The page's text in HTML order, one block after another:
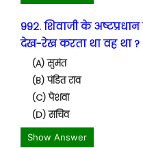
992. शिवाजी के
देख-रेख करता था वह था ?
(A) सुमंत
(B) पंडित राव
(C) पेशवा
(D) सचिव
Show Answer